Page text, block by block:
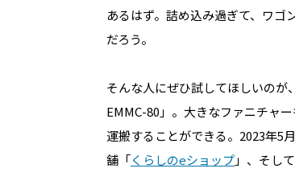
あるはず。詰め込み過ぎて、ワゴ
だろう。
そんな人にぜひ試してほしいの
EMMC-80」。大きなファニチャ
運搬することができる。2023年5
舗「くらしのeショップ」、そし